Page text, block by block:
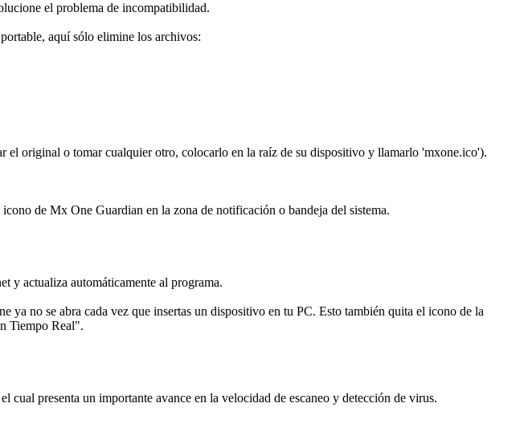
el problema de incompatibilidad.
aquí sólo elimine los archivos:
original o tomar cualquier otro, colocarlo en la raíz de su dispositivo y llamarlo 'mxone.ico').
de Mx One Guardian en la zona de notificación o bandeja del sistema.
actualiza automáticamente al programa.
no se abra cada vez que insertas un dispositivo en tu PC. Esto también quita el icono de la
Tiempo Real".
presenta un importante avance en la velocidad de escaneo y detección de virus.